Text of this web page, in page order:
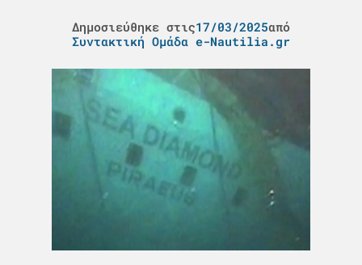
Δημοσιεύθηκε στις17/03/2025από
Συντακτική Ομάδα e-Nautilia.gr